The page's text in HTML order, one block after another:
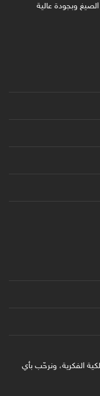
وبجودة عالية
الفكرية، ونرحّب بأي